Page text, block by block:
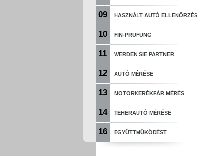
09 HASZNÁLT AUTÓ ELLENŐRZÉS
10 FIN-PRÜFUNG
11 WERDEN SIE PARTNER
12 AUTÓ MÉRÉSE
13 MOTORKERÉKPÁR MÉRÉS
14 TEHERAUTÓ MÉRÉSE
16 EGYÜTTMŰKÖDÉST